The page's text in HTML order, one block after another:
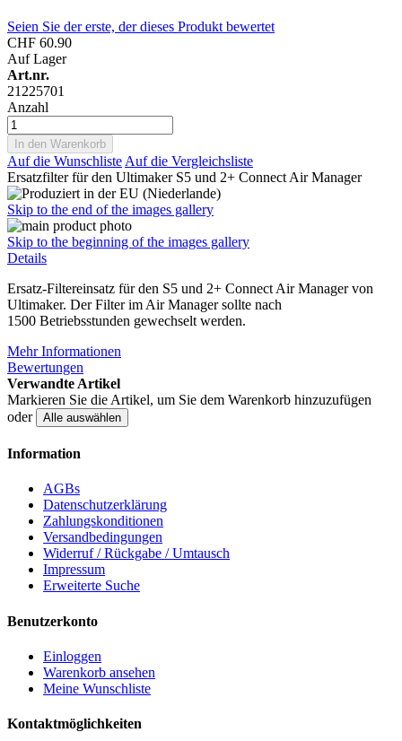
Seien Sie der erste, der dieses Produkt bewertet
CHF 60.90
Auf Lager
Art.nr.
21225701
Anzahl
In den Warenkorb
Auf die Wunschliste Auf die Vergleichsliste
Ersatzfilter für den Ultimaker S5 und 2+ Connect Air Manager
Skip to the end of the images gallery
Skip to the beginning of the images gallery
Details
Ersatz-Filtereinsatz für den S5 und 2+ Connect Air Manager von
Ultimaker. Der Filter im Air Manager sollte nach
1500 Betriebsstunden gewechselt werden.
Mehr Informationen
Bewertungen
Verwandte Artikel
Markieren Sie die Artikel, um Sie dem Warenkorb hinzuzufügen
oder
Alle auswählen
Information
AGBs
Datenschutzerklärung
Zahlungskonditionen
Versandbedingungen
Widerruf / Rückgabe / Umtausch
Impressum
Erweiterte Suche
Benutzerkonto
Einloggen
Warenkorb ansehen
Meine Wunschliste
Kontaktmöglichkeiten